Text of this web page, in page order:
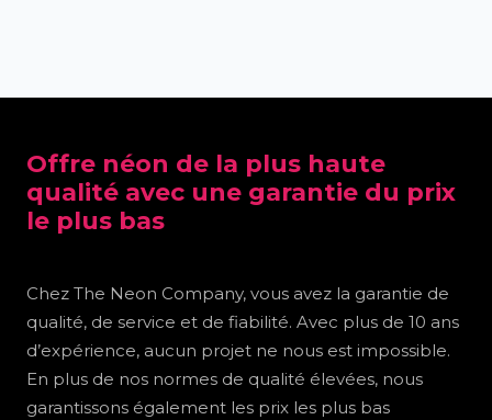
Offre néon de la plus haute
qualité avec une garantie du prix
le plus bas
Chez The Neon Company, vous avez la garantie de
qualité, de service et de fiabilité. Avec plus de 10 ans
d’expérience, aucun projet ne nous est impossible.
En plus de nos normes de qualité élevées, nous
garantissons également les prix les plus bas